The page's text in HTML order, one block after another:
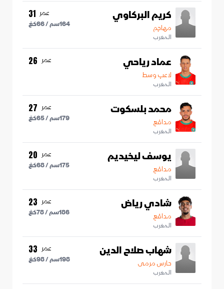
كريم البركاوي
مهاجم
المغرب
عمر 31
164سم /66كغ
عماد رياحي
لاعب وسط
المغرب
عمر 26
محمد بلسكوت
مدافع
المغرب
عمر 27
179سم /65كغ
يوسف ليخيديم
مدافع
المغرب
عمر 20
175سم /68كغ
شادي رياض
مدافع
المغرب
عمر 23
186سم /78كغ
شهاب صلاح الدين
حارس مرمى
المغرب
عمر 33
198سم /98كغ